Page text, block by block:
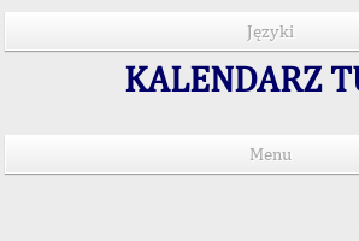
Języki
KALENDARZ
Menu